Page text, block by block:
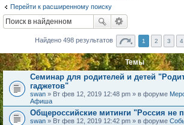
Перейти к расширенному поиску
Найдено 498 результатов 1 2 3 4
Темы
Семинар для родителей и детей
гаджетов"
swan » Вт фев 12, 2019 12:48 pm » в форуме
Афиша
Общероссийские митинги "Россия не
swan » Вт фев 12, 2019 12:42 pm » в форуме